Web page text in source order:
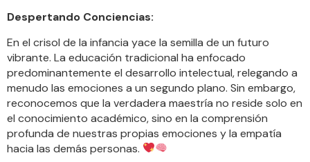
Despertando Conciencias:
En el crisol de la infancia yace la semilla de un futuro
vibrante. La educación tradicional ha enfocado
predominantemente el desarrollo intelectual, relegando a
menudo las emociones a un segundo plano. Sin embargo,
reconocemos que la verdadera maestría no reside solo en
el conocimiento académico, sino en la comprensión
profunda de nuestras propias emociones y la empatía
hacia las demás personas.